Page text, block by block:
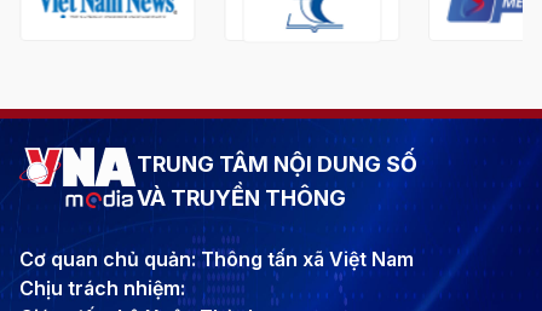
TRUNG TÂM NỘI DUNG SỐ
VÀ TRUYỀN THÔNG
Cơ quan chủ quản: Thông tấn xã Việt Nam
Chịu trách nhiệm: